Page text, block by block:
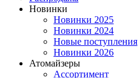
Новинки
Новинки 2025
Новинки 2024
Новые поступления
Новинки 2026
Атомайзеры
Ассортимент